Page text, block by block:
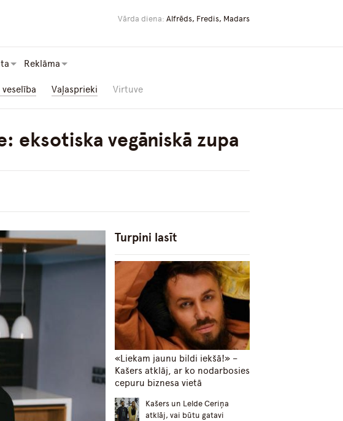
Vārda diena: Alfrēds, Fredis, Madars
Reklāma
Vaļasprieki Virtuve
eksotiska vegāniskā zupa
Turpini lasīt
«Liekam jaunu bildi iekšā!» –
Kašers atklāj, ar ko nodarbosies
cepuru biznesa vietā
Kašers un Lelde Ceriņa
atklāj, vai būtu gatavi